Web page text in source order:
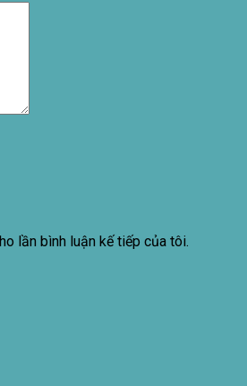
lần bình luận kế tiếp của tôi.